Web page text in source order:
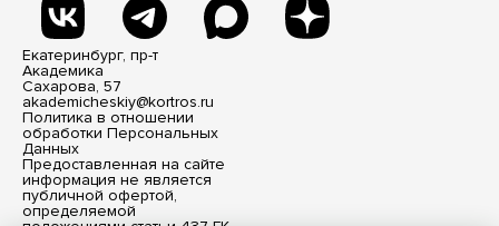
Екатеринбург, пр-т
Академика
Сахарова, 57
akademicheskiy@kortros.ru
Политика в отношении
обработки Персональных
Данных
Предоставленная на сайте
информация не является
публичной офертой,
определяемой